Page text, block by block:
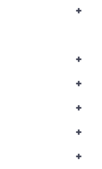
+
+
+
+
+
+